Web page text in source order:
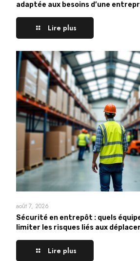
adaptée aux besoins d’une
Lire plus
août 7, 2026
Sécurité en entrepôt : quels
limiter les risques liés aux
Lire plus